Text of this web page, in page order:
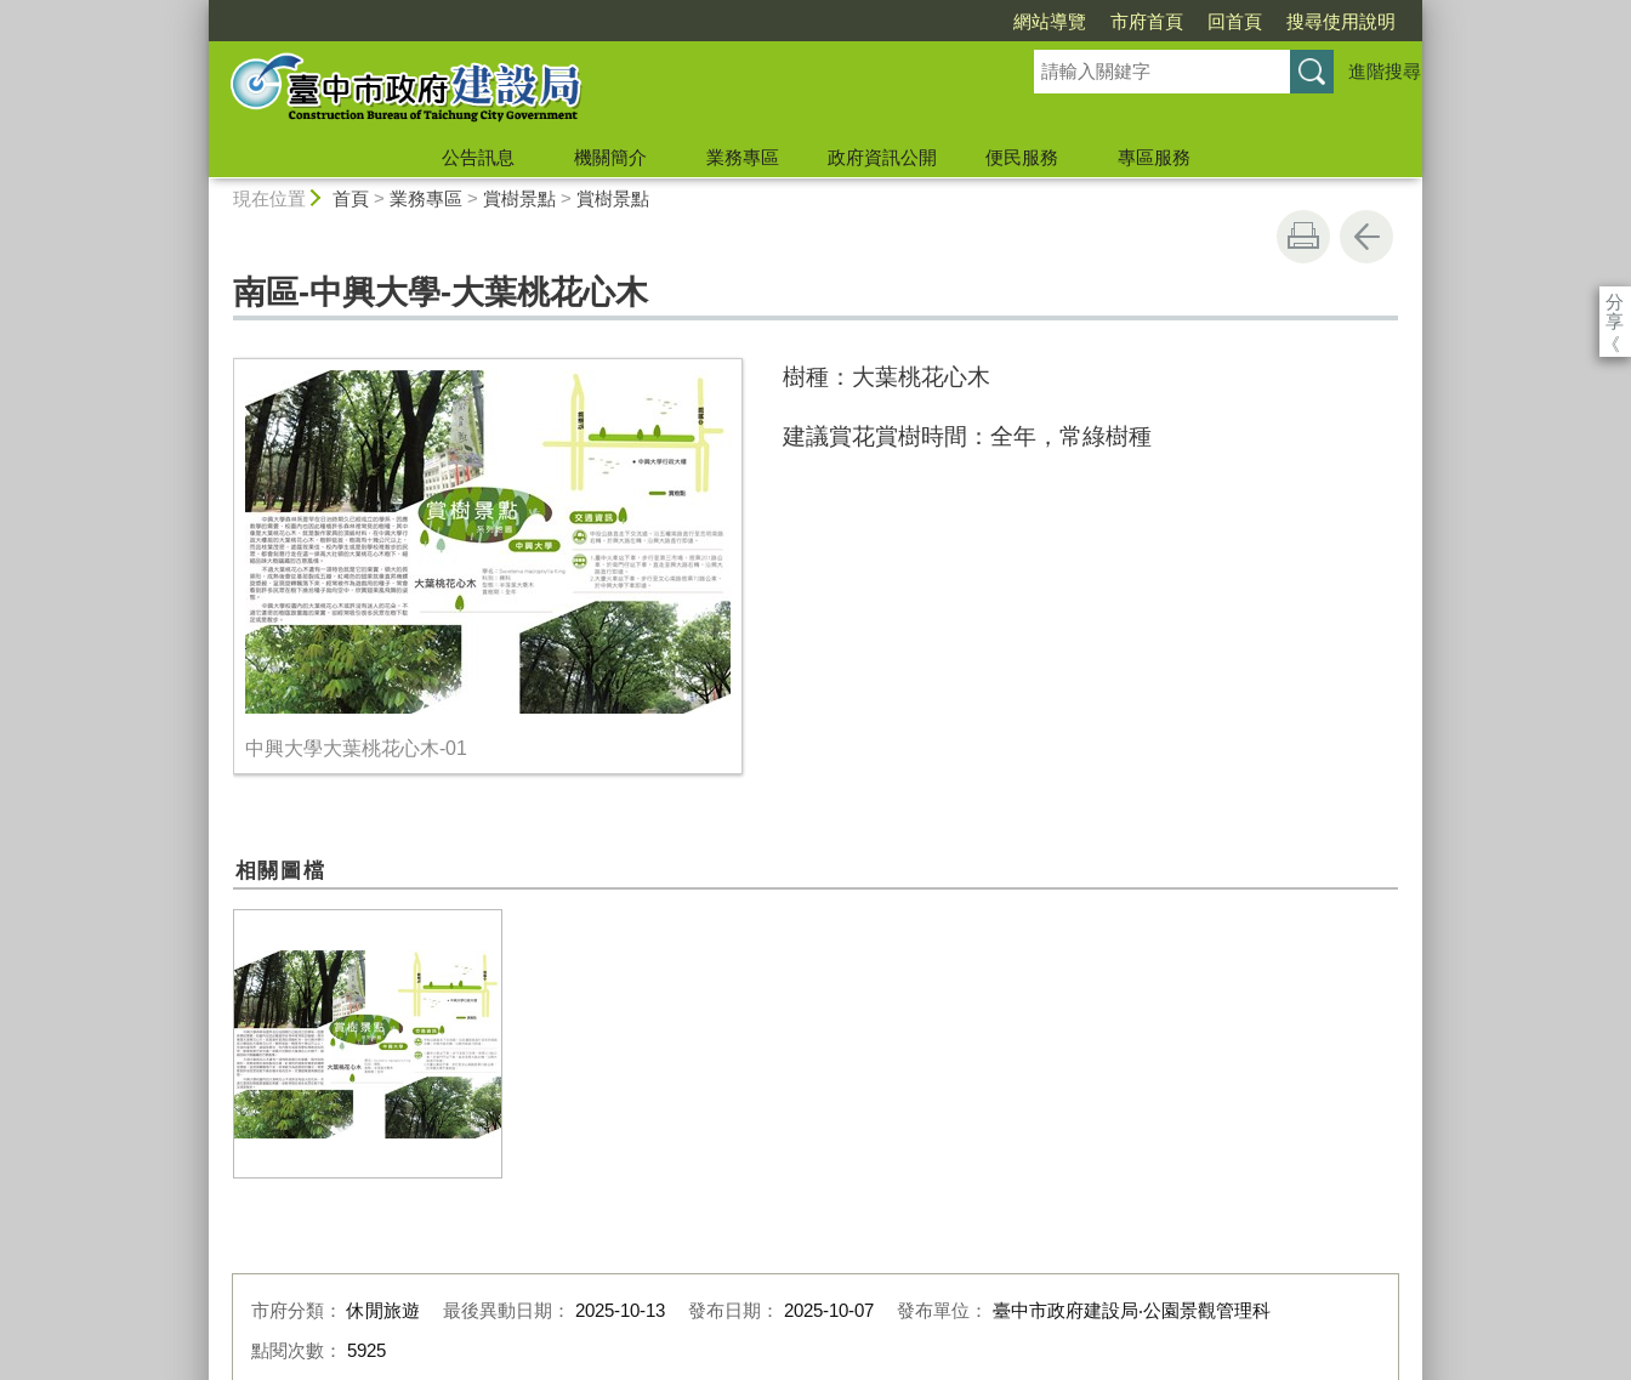
網站導覽 市府首頁 回首頁 搜尋使用說明
進階搜尋
公告訊息 機關簡介 業務專區 政府資訊公開 便民服務
專區服務
現在位置 首頁> 業務專區 > 賞樹景點> 賞樹景點
分
享
《
南區-中興大學-大葉桃花心木
中興大學大葉桃花心木-01
樹種：大葉桃花心木
建議賞花賞樹時間 ：全年，常綠樹種
相關圖檔
市府分類：休閒旅遊 最後異動日期： 2025-10-13 發布日期： 2025-10-07 發布單位： 臺中市政府建設局‧公園景觀管理科
點閱次數： 5925